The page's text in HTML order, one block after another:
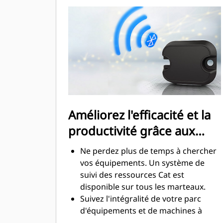
marteau performances sur des
chantiers situés dans des zones
sensibles au bruit, comme les
quartiers ou les hôpitaux où le bruit
est réglementé.
Améliorez l'efficacité et la
productivité grâce aux
technologies intégrées
Ne perdez plus de temps à chercher
vos équipements. Un système de
suivi des ressources Cat est
disponible sur tous les marteaux.
Suivez l'intégralité de votre parc
d'équipements et de machines à